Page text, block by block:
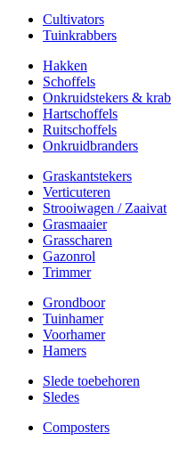
Cultivators
Tuinkrabbers
Hakken
Schoffels
Onkruidstekers &
Hartschoffels
Ruitschoffels
Onkruidbranders
Graskantstekers
Verticuteren
Strooiwagen / Zaaivat
Grasmaaier
Grasscharen
Gazonrol
Trimmer
Grondboor
Tuinhamer
Voorhamer
Hamers
Slede toebehoren
Sledes
Composters